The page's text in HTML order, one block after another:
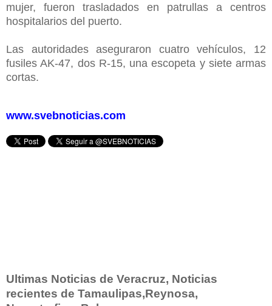
mujer, fueron trasladados en patrullas a centros
hospitalarios del puerto.
Las autoridades aseguraron cuatro vehículos, 12
fusiles AK-47, dos R-15, una escopeta y siete armas
cortas.
www.svebnoticias.com
Ultimas Noticias de Veracruz, Noticias
recientes de Tamaulipas,Reynosa,